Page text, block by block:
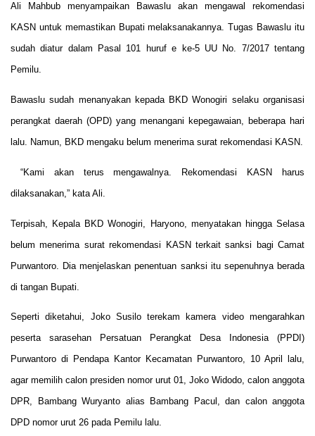
Ali Mahbub menyampaikan Bawaslu akan mengawal rekomendasi
KASN untuk memastikan Bupati melaksanakannya. Tugas Bawaslu itu
sudah diatur dalam Pasal 101 huruf e ke-5 UU No. 7/2017 tentang
Pemilu.
Bawaslu sudah menanyakan kepada BKD Wonogiri selaku organisasi
perangkat daerah (OPD) yang menangani kepegawaian, beberapa hari
lalu. Namun, BKD mengaku belum menerima surat rekomendasi KASN.
“Kami akan terus mengawalnya. Rekomendasi KASN harus
dilaksanakan,” kata Ali.
Terpisah, Kepala BKD Wonogiri, Haryono, menyatakan hingga Selasa
belum menerima surat rekomendasi KASN terkait sanksi bagi Camat
Purwantoro. Dia menjelaskan penentuan sanksi itu sepenuhnya berada
di tangan Bupati.
Seperti diketahui, Joko Susilo terekam kamera video mengarahkan
peserta sarasehan Persatuan Perangkat Desa Indonesia (PPDI)
Purwantoro di Pendapa Kantor Kecamatan Purwantoro, 10 April lalu,
agar memilih calon presiden nomor urut 01, Joko Widodo, calon anggota
DPR, Bambang Wuryanto alias Bambang Pacul, dan calon anggota
DPD nomor urut 26 pada Pemilu lalu.